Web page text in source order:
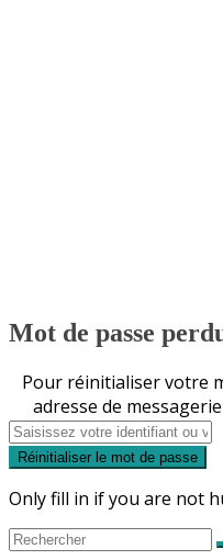
Mot de passe
Pour réinitialiser votre
adresse de
Only fill in if you are not
Rechercher...